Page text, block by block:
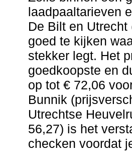
laadpaaltarieven
De Bilt en
goed te kijken
stekker legt. Het
goedkoopste en
op tot € 72,06
Bunnik
Utrechtse
56,27) is het
checken voordat